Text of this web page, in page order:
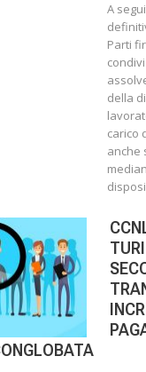
A
Parti
della
carico
anche